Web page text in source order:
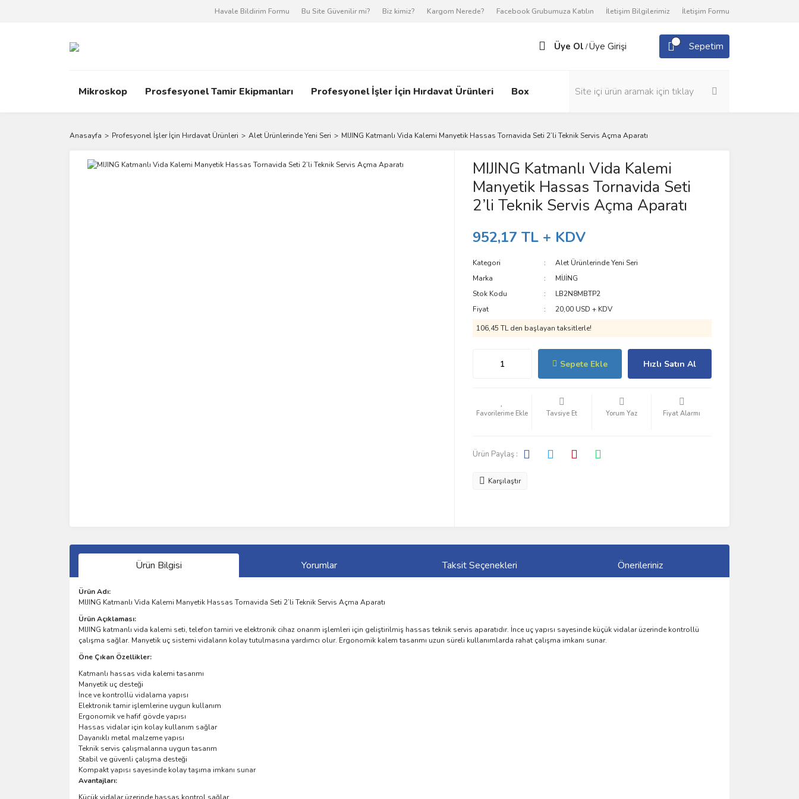
Havale Bildirim Formu Bu Site Güvenilir mi? Biz kimiz? Kargom Nerede? Facebook Grubumuza Katılın İletişim Bilgilerimiz İletişim Formu
Üye Ol /Üye Girişi Sepetim
Mikroskop Prosfesyonel Tamir Ekipmanları Profesyonel İşler İçin Hırdavat Ürünleri Box
Anasayfa Profesyonel İşler İçin Hırdavat Ürünleri Alet Ürünlerinde Yeni Seri MIJING Katmanlı Vida Kalemi Manyetik Hassas Tornavida Seti 2’li Teknik Servis Açma Aparatı
MIJING Katmanlı Vida Kalemi
Manyetik Hassas Tornavida Seti
2’li Teknik Servis Açma Aparatı
952,17 TL + KDV
Kategori
Alet Ürünlerinde Yeni Seri
Marka
MİJİNG
Stok Kodu
LB2N8MBTP2
Fiyat
20,00 USD + KDV
106,45 TL den başlayan taksitlerle!
Sepete Ekle Hızlı Satın Al
Tavsiye Et Yorum Yaz Fiyat Alarmı
Ürün Paylaş :
Karşılaştır
Ürün Bilgisi Yorumlar Taksit Seçenekleri Önerileriniz
Ürün Adı:
MIJING Katmanlı Vida Kalemi Manyetik Hassas Tornavida Seti 2’li Teknik Servis Açma Aparatı
Ürün Açıklaması:
MIJING katmanlı vida kalemi seti, telefon tamiri ve elektronik cihaz onarım işlemleri için geliştirilmiş hassas teknik servis aparatıdır. İnce uç yapısı sayesinde küçük vidalar üzerinde kontrollü
çalışma sağlar. Manyetik uç sistemi vidaların kolay tutulmasına yardımcı olur. Ergonomik kalem tasarımı uzun süreli kullanımlarda rahat çalışma imkanı sunar.
Öne Çıkan Özellikler:
Katmanlı hassas vida kalemi tasarımı
Manyetik uç desteği
İnce ve kontrollü vidalama yapısı
Elektronik tamir işlemlerine uygun kullanım
Ergonomik ve hafif gövde yapısı
Hassas vidalar için kolay kullanım sağlar
Dayanıklı metal malzeme yapısı
Teknik servis çalışmalarına uygun tasarım
Stabil ve güvenli çalışma desteği
Kompakt yapısı sayesinde kolay taşıma imkanı sunar
Avantajları:
Küçük vidalar üzerinde hassas kontrol sağlar